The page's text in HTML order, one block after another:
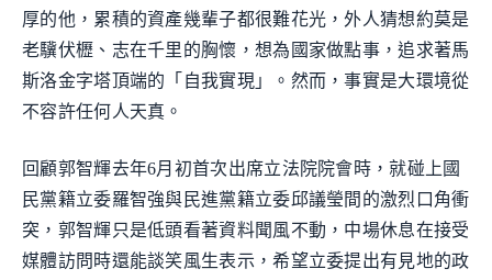
厚的他，累積的資產幾輩子都很難花光，外人猜想約莫是
老驥伏櫪、志在千里的胸懷，想為國家做點事，追求著馬
斯洛金字塔頂端的「自我實現」。然而，事實是大環境從
不容許任何人天真。
回顧郭智輝去年6月初首次出席立法院院會時，就碰上國
民黨籍立委羅智強與民進黨籍立委邱議瑩間的激烈口角衝
突，郭智輝只是低頭看著資料聞風不動，中場休息在接受
媒體訪問時還能談笑風生表示，希望立委提出有見地的政